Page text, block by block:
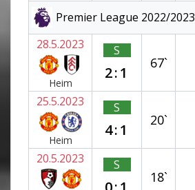
Premier League 2022/2023
28.5.2023
Heim
S
2:1
67`
25.5.2023
Heim
S
4:1
20`
20.5.2023 S
18`